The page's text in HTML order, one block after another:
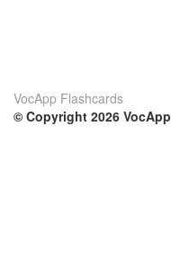
VocApp Flashcards
© Copyright 2026 VocApp